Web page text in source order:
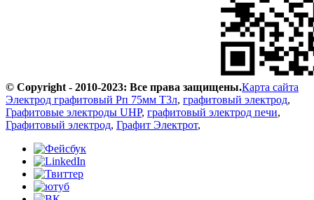
© Copyright - 2010-2023: Все права защищены.Карта сайта
Электрод графитовый Рп 75мм Т3л, графитовый электрод,
Графитовые электроды UHP, графитовый электрод печи,
Графитовый электрод, Графит Электрот,